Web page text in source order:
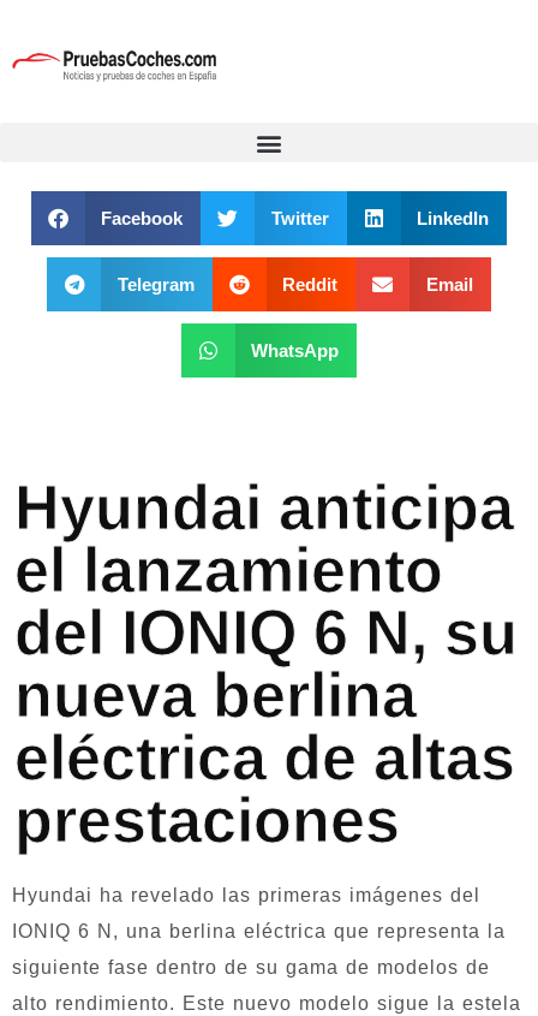
Facebook Twitter LinkedIn
Telegram Reddit Email
WhatsApp
Hyundai anticipa
el lanzamiento
del IONIQ 6 N, su
nueva berlina
eléctrica de altas
prestaciones
Hyundai ha revelado las primeras imágenes del
IONIQ 6 N, una berlina eléctrica que representa la
siguiente fase dentro de su gama de modelos de
alto rendimiento. Este nuevo modelo sigue la estela